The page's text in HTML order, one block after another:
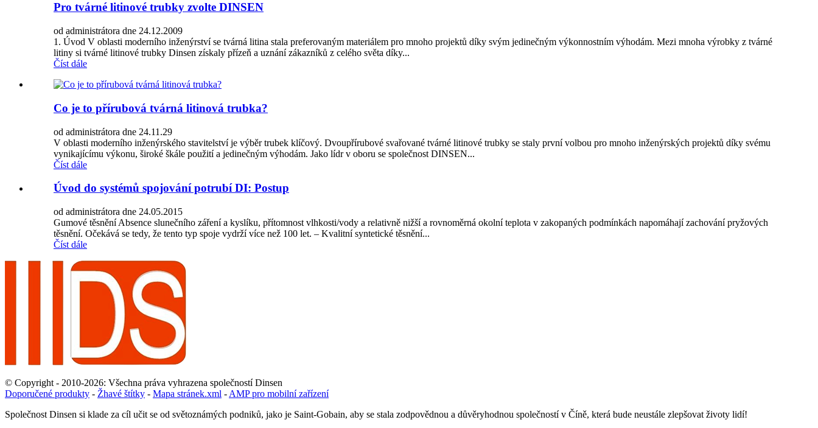
Pro tvárné litinové trubky zvolte DINSEN
od administrátora dne 24.12.2009
1. Úvod V oblasti moderního inženýrství se tvárná litina stala preferovaným materiálem pro mnoho projektů díky svým jedinečným výkonnostním výhodám. Mezi mnoha výrobky z tvárné
litiny si tvárné litinové trubky Dinsen získaly přízeň a uznání zákazníků z celého světa díky...
Číst dále
Co je to přírubová tvárná litinová trubka?
od administrátora dne 24.11.29
V oblasti moderního inženýrského stavitelství je výběr trubek klíčový. Dvoupřírubové svařované tvárné litinové trubky se staly první volbou pro mnoho inženýrských projektů díky svému
vynikajícímu výkonu, široké škále použití a jedinečným výhodám. Jako lídr v oboru se společnost DINSEN...
Číst dále
Úvod do systémů spojování potrubí DI: Postup
od administrátora dne 24.05.2015
Gumové těsnění Absence slunečního záření a kyslíku, přítomnost vlhkosti/vody a relativně nižší a rovnoměrná okolní teplota v zakopaných podmínkách napomáhají zachování pryžových
těsnění. Očekává se tedy, že tento typ spoje vydrží více než 100 let. – Kvalitní syntetické těsnění...
Číst dále
© Copyright - 2010-2026: Všechna práva vyhrazena společností Dinsen
Doporučené produkty - Žhavé štítky - Mapa stránek.xml - AMP pro mobilní zařízení
Společnost Dinsen si klade za cíl učit se od světoznámých podniků, jako je Saint-Gobain, aby se stala zodpovědnou a důvěryhodnou společností v Číně, která bude neustále zlepšovat životy lidí!